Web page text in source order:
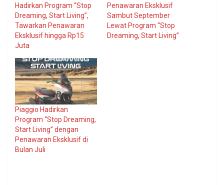
Hadirkan Program “Stop
Dreaming, Start Living”,
Tawarkan Penawaran
Eksklusif hingga Rp15
Juta
Penawaran Eksklusif
Sambut September
Lewat Program “Stop
Dreaming, Start Living”
Piaggio Hadirkan
Program “Stop Dreaming,
Start Living” dengan
Penawaran Eksklusif di
Bulan Juli